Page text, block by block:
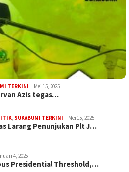
TERKINI Mei 15, 2025
Azis tegas…
, SUKABUMI TERKINI Mei 15, 2025
Larang Penunjukan Plt J…
4, 2025
Presidential Threshold,…